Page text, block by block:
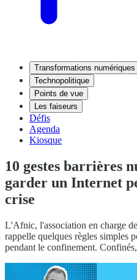
Transformations numériques
Technopolitique
Points de vue
Les faiseurs
Défis
Agenda
Kiosque
10 gestes barrières
garder un Internet
crise
L'Afnic, l'association en charge
rappelle quelques règles simples
pendant le confinement.